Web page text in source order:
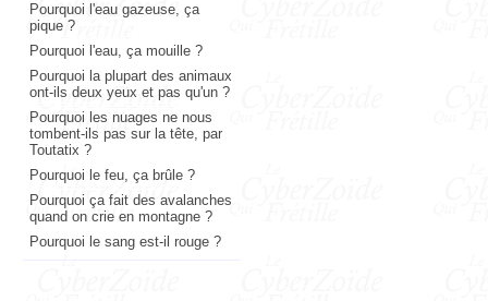
Pourquoi l'eau gazeuse, ça
pique ?
Pourquoi l'eau, ça mouille ?
Pourquoi la plupart des animaux
ont-ils deux yeux et pas qu'un ?
Pourquoi les nuages ne nous
tombent-ils pas sur la tête, par
Toutatix ?
Pourquoi le feu, ça brûle ?
Pourquoi ça fait des avalanches
quand on crie en montagne ?
Pourquoi le sang est-il rouge ?